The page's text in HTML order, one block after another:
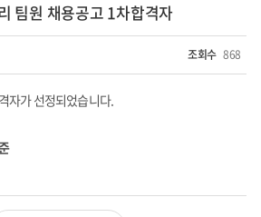
팀원 채용공고 1차합격자
조회수 868
자가 선정되었습니다.